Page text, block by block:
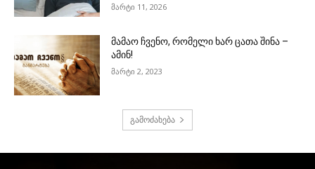
მარტი 11, 2026
მამაო ჩვენო, რომელი ხარ ცათა შინა –
ამინ!
მარტი 2, 2023
გამოძახება